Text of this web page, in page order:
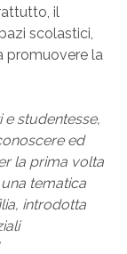
il
scolastici,
promuovere la
studentesse,
ed
la prima volta
tematica
introdotta